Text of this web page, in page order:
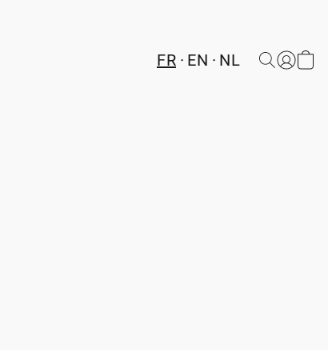
FR EN NL